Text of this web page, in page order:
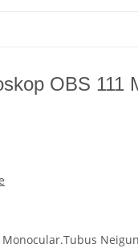
OBS 111